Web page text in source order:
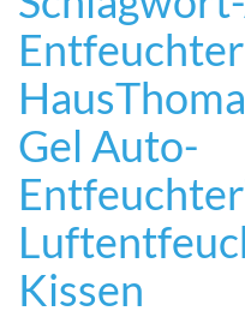
Haus
Gel Auto-
Entfeuchter
Kissen